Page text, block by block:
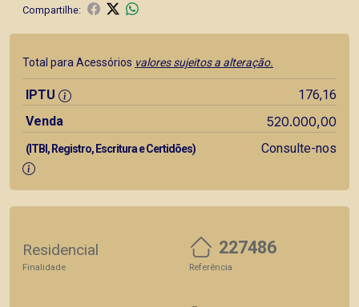
Compartilhe:
Total para Acessórios valores sujeitos a alteração.
IPTU
176,16
Venda
520.000,00
(ITBI, Registro, Escritura e Certidões) Consulte-nos
Residencial
Finalidade
227486
Referência